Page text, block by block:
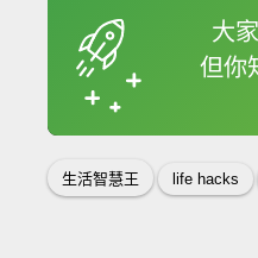
大
但你
生活智慧王 life hacks